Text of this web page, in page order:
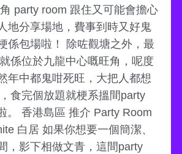
party room 跟住又可能會擔心
地分享場地，費事到時又好鬼
係包場啦！ 除咗觀塘之外，最
係位於九龍中心嘅旺角，呢度
年中都鬼咁死旺，大把人都想
食完個放題就梗系搵間party
。 香港島區 推介 Party Room
白居 如果你想要一個簡潔、
，影下相做文青，這間party